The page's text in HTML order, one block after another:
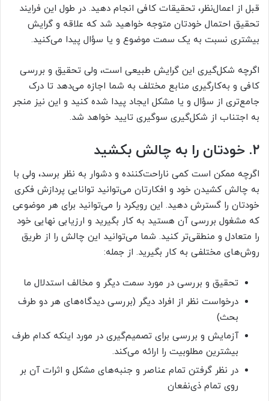
قبل از اعمال‌نظر، تحقیقات کافی انجام دهید. در طول این فرایند
تحقیق احتمال خودتان متوجه خواهید شد که علاقه و گرایش
بیشتری نسبت به یک سمت موضوع و یا سؤال پیدا می‌کنید.
اگرچه شکل‌گیری این گرایش طبیعی است، ولی تحقیق و بررسی
کافی و به‌کارگیری منابع مختلف به شما اجازه می‌دهد تا درک
جامع‌تری از سؤال و یا مشکل ایجاد پیدا شده کنید و این نیز منجر
به اجتناب از شکل‌گیری سوگیری تایید خواهد شد.
۲. خودتان را به چالش بکشید
اگرچه ممکن است کمی ناراحت‌کننده و دشوار به نظر برسد، ولی با
به چالش کشیدن خود و افکارتان می‌توانید توانایی پردازش فکری
خودتان را گسترش دهید. این رویکرد را می‌توانید برای هر موضوعی
که مشغول بررسی آن هستید به کار بگیرید و ارزیابی نهایی خود
را متعادل و منطقی‌تر کنید. شما می‌توانید این چالش را از طریق
روش‌های مختلفی به کار بگیرید. از جمله:
تحقیق و بررسی در مورد سمت دیگر و مخالف استدلال ما
درخواست نظر از افراد دیگر (بررسی دیدگاه‌های هر دو طرف
بحث)
آزمایش و بررسی برای تصمیم‌گیری در مورد اینکه کدام طرف
بیشترین مطلوبیت را ارائه می‌کند.
در نظر گرفتن تمام عناصر و جنبه‌های مشکل و اثرات آن بر
روی تمام ذی‌نفعان